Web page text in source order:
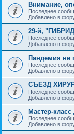
Внимание,
Последнее
Добавлено в
29-й,
Последнее
Добавлено в
Пандемия не
Последнее
Добавлено в
СЪЕЗД
Последнее
Добавлено в
Мастер-
Последнее
Добавлено в